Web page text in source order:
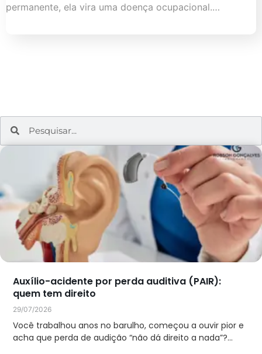
permanente, ela vira uma doença ocupacional.…
Auxílio-acidente por perda auditiva (PAIR):
quem tem direito
29/07/2026
Você trabalhou anos no barulho, começou a ouvir pior e
acha que perda de audição “não dá direito a nada”?...